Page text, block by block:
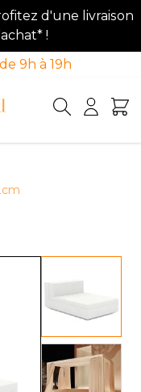
d'une livraison
!
9h à 19h
View